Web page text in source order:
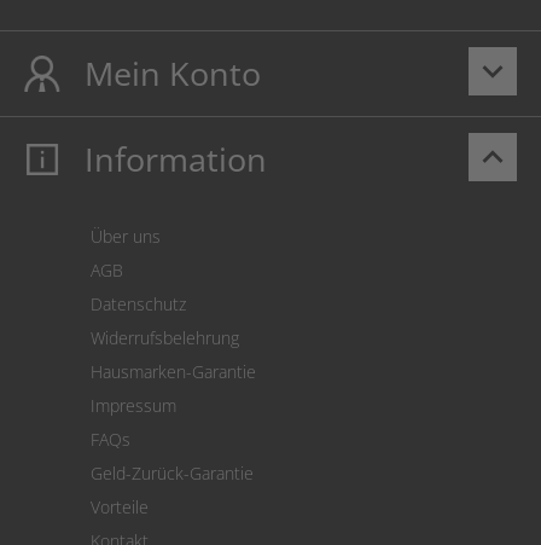
keyboard_arrow_down
Mein Konto
Mein Konto
Cookie Einstellungen
keyboard_arrow_up
Information
Über uns
AGB
Datenschutz
Widerrufsbelehrung
Hausmarken-Garantie
Impressum
FAQs
Geld-Zurück-Garantie
Vorteile